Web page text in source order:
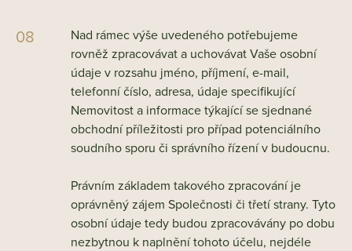
Nad rámec výše uvedeného potřebujeme
rovněž zpracovávat a uchovávat Vaše osobní
údaje v rozsahu jméno, příjmení, e-mail,
telefonní číslo, adresa, údaje specifikující
Nemovitost a informace týkající se sjednané
obchodní příležitosti pro případ potenciálního
soudního sporu či správního řízení v budoucnu.
Právním základem takového zpracování je
oprávněný zájem Společnosti či třetí strany. Tyto
osobní údaje tedy budou zpracovávány po dobu
nezbytnou k naplnění tohoto účelu, nejdéle